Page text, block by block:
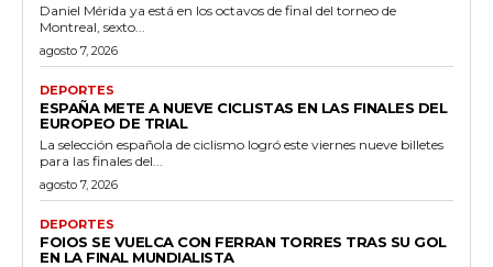
Daniel Mérida ya está en los octavos de final del torneo de
Montreal, sexto...
agosto 7, 2026
DEPORTES
ESPAÑA METE A NUEVE CICLISTAS EN LAS FINALES DEL
EUROPEO DE TRIAL
La selección española de ciclismo logró este viernes nueve billetes
para las finales del...
agosto 7, 2026
DEPORTES
FOIOS SE VUELCA CON FERRAN TORRES TRAS SU GOL
EN LA FINAL MUNDIALISTA